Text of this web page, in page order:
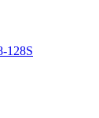
128S